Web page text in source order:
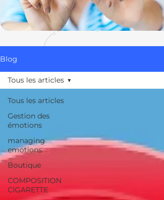
Blog
Tous les articles
Gestion des
émotions
managing
emotions
Boutique
COMPOSITION
CIGARETTE
Tous les articles